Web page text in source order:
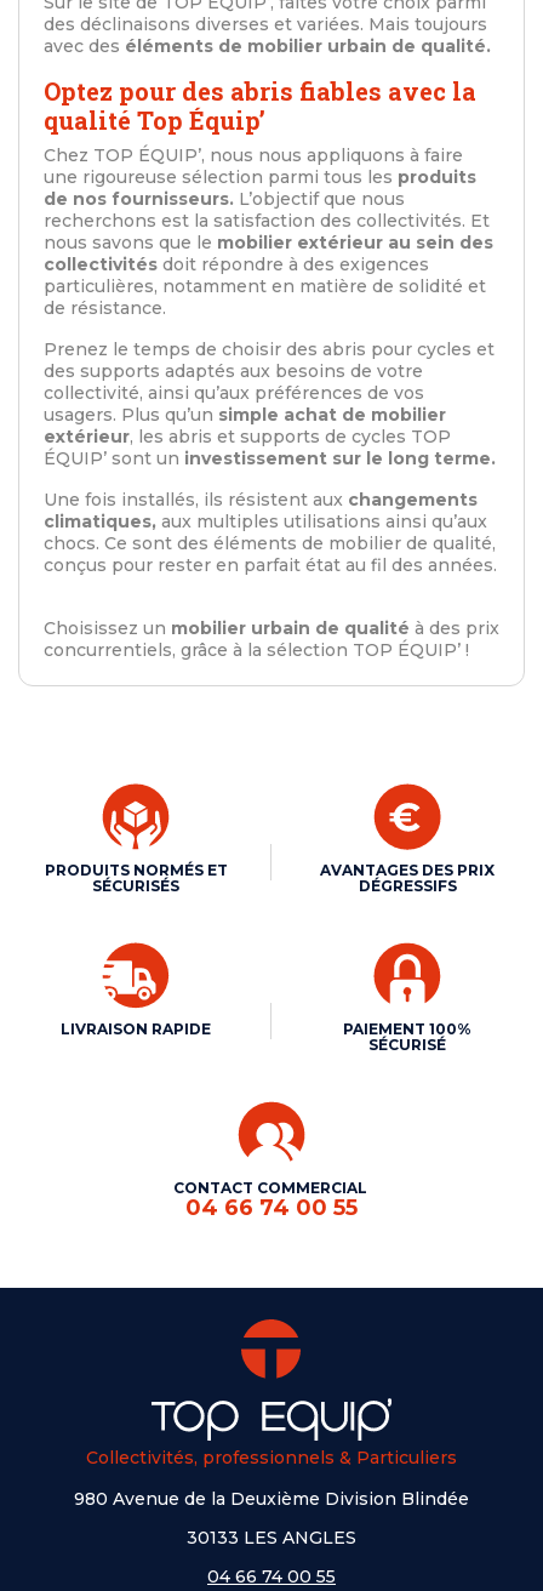
des déclinaisons diverses et variées. Mais toujours
avec des éléments de mobilier urbain de qualité.
Optez pour des abris fiables avec la
qualité Top Équip’
Chez TOP ÉQUIP’, nous nous appliquons à faire
une rigoureuse sélection parmi tous les produits
de nos fournisseurs. L’objectif que nous
recherchons est la satisfaction des collectivités. Et
nous savons que le mobilier extérieur au sein des
collectivités doit répondre à des exigences
particulières, notamment en matière de solidité et
de résistance.
Prenez le temps de choisir des abris pour cycles et
des supports adaptés aux besoins de votre
collectivité, ainsi qu’aux préférences de vos
usagers. Plus qu’un simple achat de mobilier
extérieur, les abris et supports de cycles TOP
ÉQUIP’ sont un investissement sur le long terme.
Une fois installés, ils résistent aux changements
climatiques, aux multiples utilisations ainsi qu’aux
chocs. Ce sont des éléments de mobilier de qualité,
conçus pour rester en parfait état au fil des années.
Choisissez un mobilier urbain de qualité à des prix
concurrentiels, grâce à la sélection TOP ÉQUIP’ !
PRODUITS NORMÉS ET
SÉCURISÉS
AVANTAGES DES PRIX
DÉGRESSIFS
LIVRAISON RAPIDE
PAIEMENT 100%
SÉCURISÉ
CONTACT COMMERCIAL
04 66 74 00 55
Collectivités, professionnels & Particuliers
980 Avenue de la Deuxième Division Blindée
30133 LES ANGLES
04 66 74 00 55